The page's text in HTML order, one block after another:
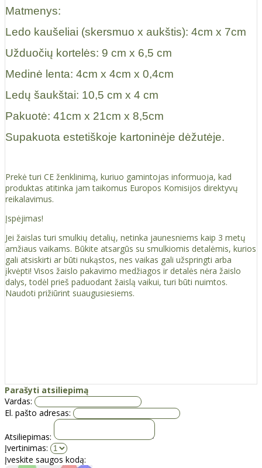
Matmenys:
Ledo kaušeliai (skersmuo x aukštis): 4cm x 7cm
Užduočių kortelės: 9 cm x 6,5 cm
Medinė lenta: 4cm x 4cm x 0,4cm
Ledų šaukštai: 10,5 cm x 4 cm
Pakuotė: 41cm x 21cm x 8,5cm
Supakuota estetiškoje kartoninėje dėžutėje.
Prekė turi CE ženklinimą, kuriuo gamintojas informuoja, kad
produktas atitinka jam taikomus Europos Komisijos direktyvų
reikalavimus.
Įspėjimas!
Jei žaislas turi smulkių detalių, netinka jaunesniems kaip 3 metų
amžiaus vaikams. Būkite atsargūs su smulkiomis detalėmis, kurios
gali atsiskirti ar būti nukąstos, nes vaikas gali užspringti arba
įkvėpti! Visos žaislо pakavimo medžiagos ir detalės nėra žaislo
dalys, todėl prieš paduodant žaislą vaikui, turi būti nuimtos.
Naudoti prižiūrint suaugusiesiems.
Parašyti atsiliepimą
Vardas:
El. pašto adresas:
Atsiliepimas:
Įvertinimas:
Įveskite saugos kodą: